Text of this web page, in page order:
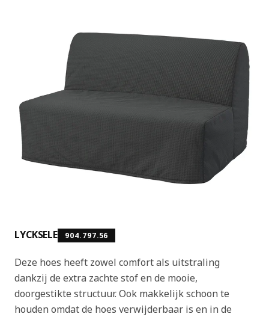
LYCKSELE 904.797.56
Deze hoes heeft zowel comfort als uitstraling
dankzij de extra zachte stof en de mooie,
doorgestikte structuur. Ook makkelijk schoon te
houden omdat de hoes verwijderbaar is en in de